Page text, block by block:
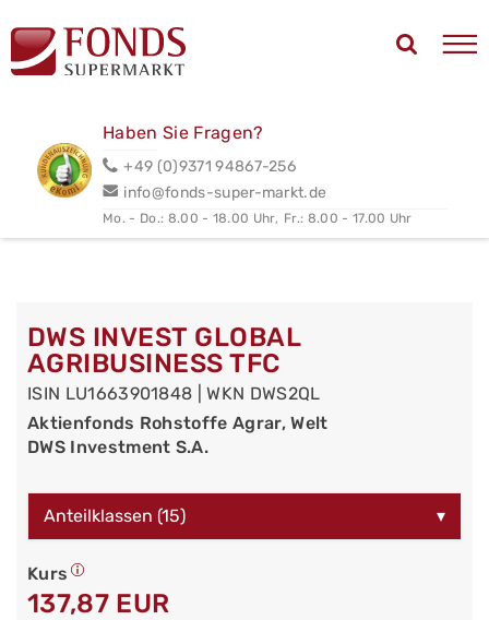
Haben Sie Fragen?
+49 (0)9371 94867-256
info@fonds-super-markt.de
Mo. - Do.: 8.00 - 18.00 Uhr, Fr.: 8.00 - 17.00 Uhr
DWS INVEST GLOBAL
AGRIBUSINESS TFC
ISIN LU1663901848 | WKN DWS2QL
Aktienfonds Rohstoffe Agrar, Welt
DWS Investment S.A.
Anteilklassen (15) ▾
Kurs
137,87 EUR